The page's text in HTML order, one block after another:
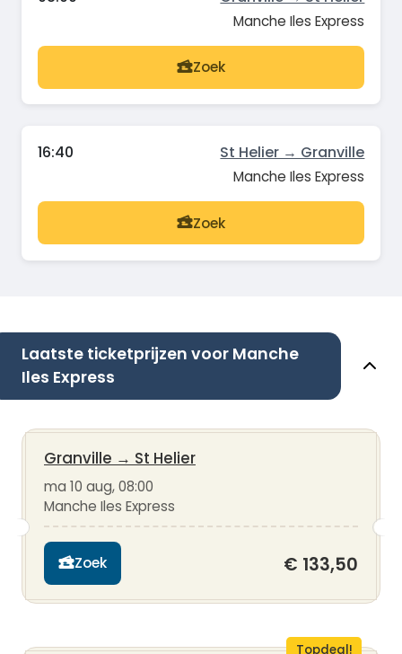
Manche Iles Express
Zoek
16:40 St Helier → Granville
Manche Iles Express
Zoek
Laatste ticketprijzen voor Manche
Iles Express
Granville → St Helier
ma 10 aug, 08:00
Manche Iles Express
Zoek € 133,50
Topdeal!